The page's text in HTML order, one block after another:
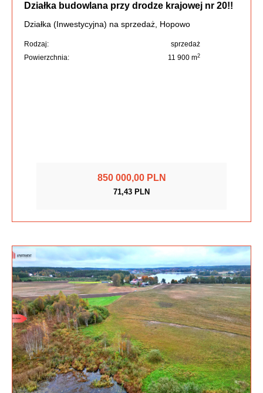
Działka budowlana przy drodze krajowej nr 20!!
Działka (Inwestycyjna) na sprzedaż, Hopowo
Rodzaj:
sprzedaż
Powierzchnia:
11 900 m2
850 000,00 PLN
71,43 PLN